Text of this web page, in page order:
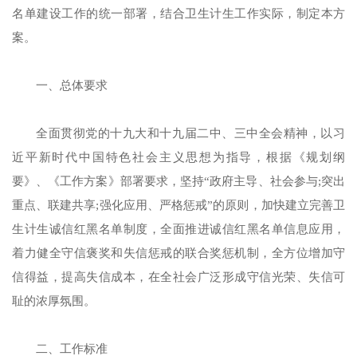
名单建设工作的统一部署，结合卫生计生工作实际，制定本方
案。
一、总体要求
全面贯彻党的十九大和十九届二中、三中全会精神，以习
近平新时代中国特色社会主义思想为指导，根据《规划纲
要》、《工作方案》部署要求，坚持“政府主导、社会参与;突出
重点、联建共享;强化应用、严格惩戒”的原则，加快建立完善卫
生计生诚信红黑名单制度，全面推进诚信红黑名单信息应用，
着力健全守信褒奖和失信惩戒的联合奖惩机制，全方位增加守
信得益，提高失信成本，在全社会广泛形成守信光荣、失信可
耻的浓厚氛围。
二、工作标准